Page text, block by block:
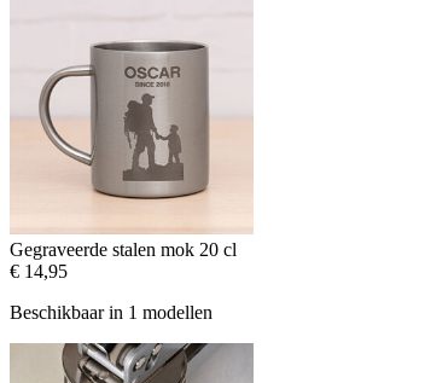
Gegraveerde stalen mok 20 cl
€ 14,95
Beschikbaar in 1 modellen